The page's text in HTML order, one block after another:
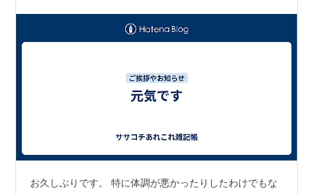
お久しぶりです。 特に体調が悪かったりしたわけでもな